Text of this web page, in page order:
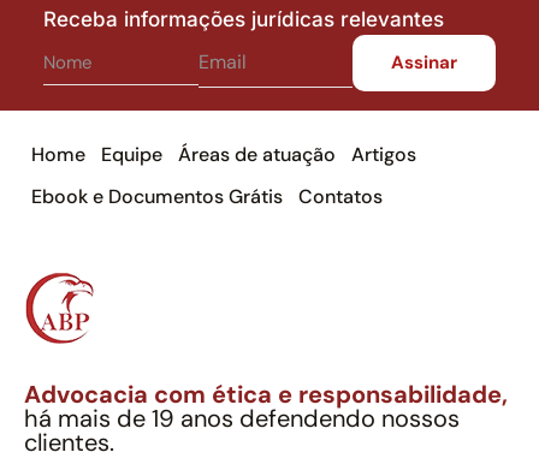
Receba informações jurídicas relevantes
Home Equipe Áreas de atuação
Artigos
Ebook e Documentos Grátis
Contatos
Advocacia com ética e responsabilidade,
há mais de 19 anos defendendo nossos
clientes.